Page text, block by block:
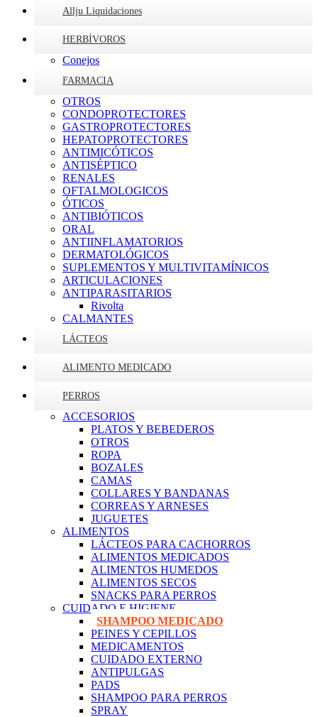
Allju Liquidaciones
HERBÍVOROS
Conejos
FARMACIA
OTROS
CONDOPROTECTORES
GASTROPROTECTORES
HEPATOPROTECTORES
ANTIMICÓTICOS
ANTISÉPTICO
RENALES
OFTALMOLOGICOS
ÓTICOS
ANTIBIÓTICOS
ORAL
ANTIINFLAMATORIOS
DERMATOLÓGICOS
SUPLEMENTOS Y MULTIVITAMÍNICOS
ARTICULACIONES
ANTIPARASITARIOS
Rivolta
CALMANTES
LÁCTEOS
ALIMENTO MEDICADO
PERROS
ACCESORIOS
PLATOS Y BEBEDEROS
OTROS
ROPA
BOZALES
CAMAS
COLLARES Y BANDANAS
CORREAS Y ARNESES
JUGUETES
ALIMENTOS
LÁCTEOS PARA CACHORROS
ALIMENTOS MEDICADOS
ALIMENTOS HUMEDOS
ALIMENTOS SECOS
SNACKS PARA PERROS
CUIDADO E HIGIENE
SHAMPOO MEDICADO
PEINES Y CEPILLOS
MEDICAMENTOS
CUIDADO EXTERNO
ANTIPULGAS
PADS
SHAMPOO PARA PERROS
SPRAY